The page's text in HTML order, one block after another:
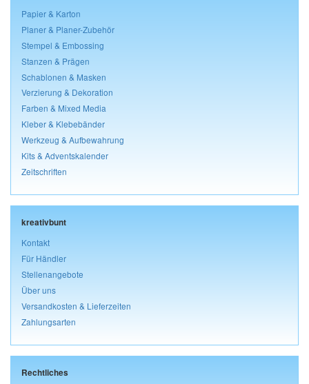
Papier & Karton
Planer & Planer-Zubehör
Stempel & Embossing
Stanzen & Prägen
Schablonen & Masken
Verzierung & Dekoration
Farben & Mixed Media
Kleber & Klebebänder
Werkzeug & Aufbewahrung
Kits & Adventskalender
Zeitschriften
kreativbunt
Kontakt
Für Händler
Stellenangebote
Über uns
Versandkosten & Lieferzeiten
Zahlungsarten
Rechtliches